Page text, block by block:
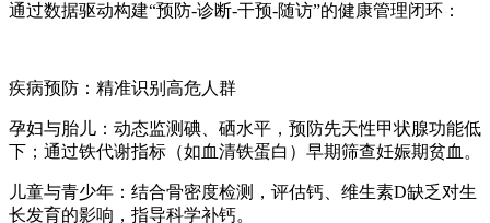
通过数据驱动构建“预防-诊断-干预-随访”的健康管理闭环：
疾病预防：精准识别高危人群
孕妇与胎儿：动态监测碘、硒水平，预防先天性甲状腺功能低
下；通过铁代谢指标（如血清铁蛋白）早期筛查妊娠期贫血。
儿童与青少年：结合骨密度检测，评估钙、维生素D缺乏对生
长发育的影响，指导科学补钙。